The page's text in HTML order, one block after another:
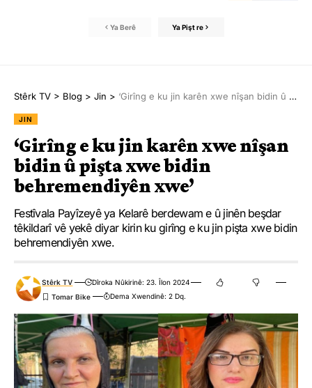
Ya Berê Ya Pişt re
Stêrk TV > Blog > Jin > ‘Girîng e ku jin karên xwe nîşan bidin û pişta xwe bidin behremendiyên xwe’
JIN
‘Girîng e ku jin karên xwe nîşan
bidin û pişta xwe bidin
behremendiyên xwe’
Festîvala Payîzeyê ya Kelarê berdewam e û jinên beşdar
têkildarî vê yekê diyar kirin ku girîng e ku jin pişta xwe bidin
behremendiyên xwe.
Stêrk TV
Dîroka Nûkirinê: 23. Îlon 2024
Dema Xwendinê: 2 Dq.